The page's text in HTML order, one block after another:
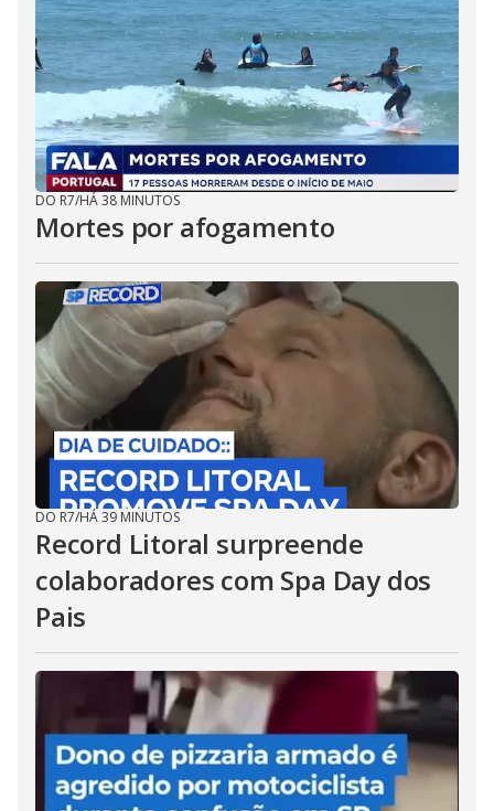
DO R7/HÁ 38 MINUTOS
Mortes por afogamento
DO R7/HÁ 39 MINUTOS
Record Litoral surpreende
colaboradores com Spa Day dos
Pais